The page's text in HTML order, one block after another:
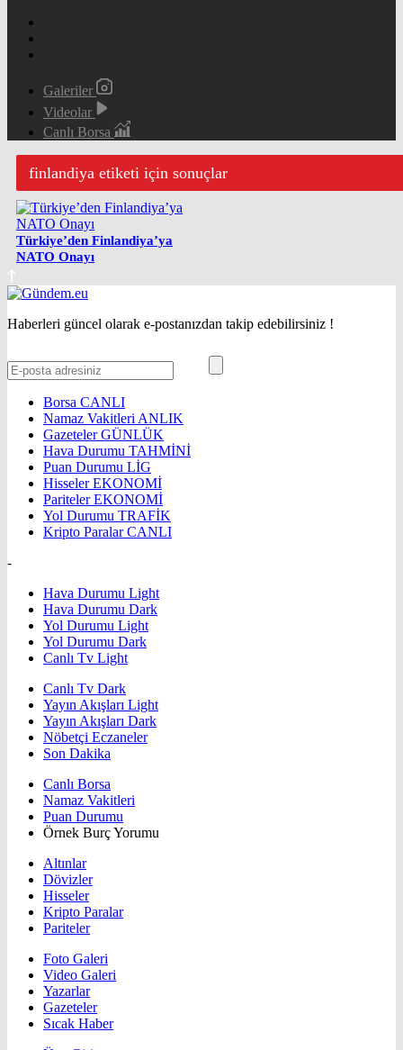
Galeriler
Videolar
Canlı Borsa
finlandiya etiketi için sonuçlar
Türkiye’den Finlandiya’ya
NATO Onayı
Haberleri güncel olarak e-postanızdan takip edebilirsiniz !
Borsa CANLI
Namaz Vakitleri ANLIK
GazetelerGÜNLÜK
Hava Durumu TAHMİNİ
Puan Durumu LİG
HisselerEKONOMİ
ParitelerEKONOMİ
Yol Durumu TRAFİK
Kripto ParalarCANLI
-
Hava Durumu Light
Hava Durumu Dark
Yol Durumu Light
Yol Durumu Dark
Canlı Tv Light
Canlı Tv Dark
Yayın Akışları Light
Yayın Akışları Dark
Nöbetçi Eczaneler
Son Dakika
Canlı Borsa
Namaz Vakitleri
Puan Durumu
Örnek Burç Yorumu
Altınlar
Dövizler
Hisseler
Kripto Paralar
Pariteler
Foto Galeri
Video Galeri
Yazarlar
Gazeteler
Sıcak Haber